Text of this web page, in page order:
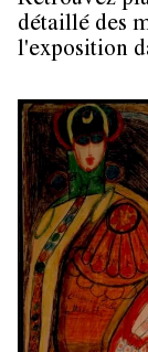
détaillé des
l'exposition